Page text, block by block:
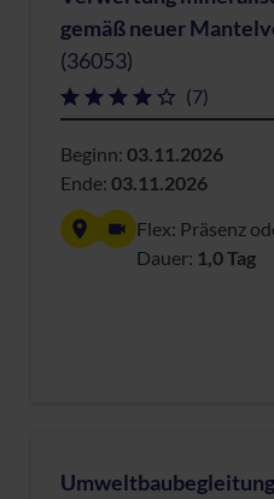
gemäß neuer
(36053)
(7)
Beginn: 03.11.2026
Ende: 03.11.2026
Flex: Präsenz
Dauer: 1,0 Tag